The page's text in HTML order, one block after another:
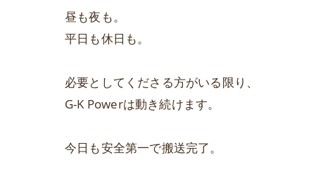
昼も夜も。
平日も休日も。
必要としてくださる方がいる限り、
G-K Powerは動き続けます。
今日も安全第一で搬送完了。